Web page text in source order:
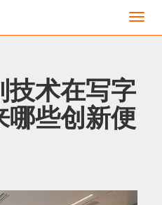
切
技术在写字
哪些创新便